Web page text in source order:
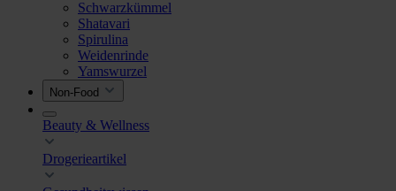
Schwarzkümmel
Shatavari
Spirulina
Weidenrinde
Yamswurzel
Non-Food
Beauty & Wellness
Drogerieartikel